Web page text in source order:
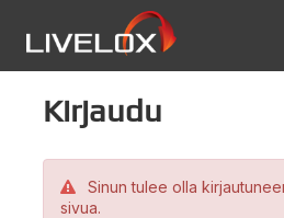
Kirjaudu
Sinun tulee olla
sivua.